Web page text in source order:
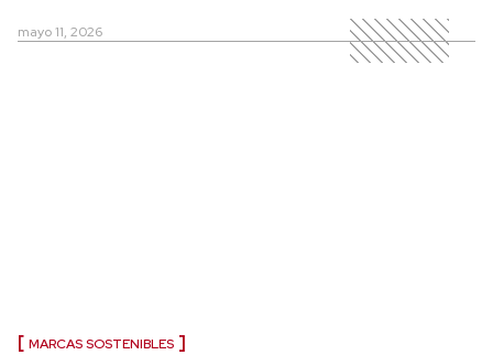
mayo 11, 2026
MARCAS SOSTENIBLES